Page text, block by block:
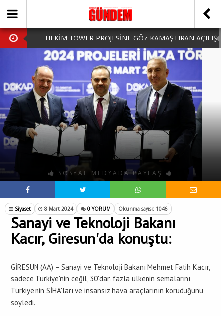
HEKİM TOWER PROJESİNE GÖZ KAMAŞTIRAN AÇILIŞ
AK PARTİ’DE YENİ YÜZLER
iPhone Arka Cam Değişimi ile Cihazınızı Koruyun
Hafta Sonu Şanlıurfa Çıkışlı Turlar Alternatifleri
HARUN CİCİ: VİDEOYU GÖRÜNCE GÖZLERİM DOLDU
SOSYAL MEDYADA PAYLAŞ
Siyaset 8 Mart 2024 0 YORUM Okunma sayısı: 1046
Sanayi ve Teknoloji Bakanı
Kacır, Giresun'da konuştu:
GİRESUN (AA) – Sanayi ve Teknoloji Bakanı Mehmet Fatih Kacır,
sadece Türkiye'nin değil, 30'dan fazla ülkenin semalarını
Türkiye'nin SİHA'ları ve insansız hava araçlarının koruduğunu
söyledi.